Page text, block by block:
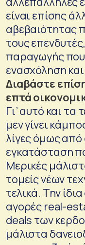
είναι επίσης
αβεβαιότητας
τους
παραγωγής που
ενασχόληση
Διαβάστε
επτά
Γι’ αυτό και τα
μεν γίνει
λίγες όμως
εγκατάσταση
Μερικές
τομείς νέων
τελικά. Την
αγορές real-
deals των
μάλιστα